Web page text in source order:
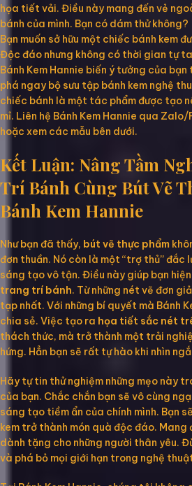
họa tiết vải. Điều này mang đến vẻ
bánh của mình. Bạn có dám thử không?
Bạn muốn sở hữu một chiếc bánh kem
Độc đáo nhưng không có thời gian tự
Bánh Kem Hannie biến ý tưởng của
phá ngay bộ sưu tập bánh kem nghệ
chiếc bánh là một tác phẩm được tạo
mỉ. Liên hệ Bánh Kem Hannie qua
hoặc xem các mẫu bên dưới.
Kết Luận: Nâng Tầm
Trí Bánh Cùng Bút Vẽ
Bánh Kem Hannie
Như bạn đã thấy, bút vẽ thực phẩm
đơn thuần. Nó còn là một “trợ thủ” đắc
sáng tạo vô tận. Điều này giúp bạn
trang trí bánh. Từ những nét vẽ đơn
tạp nhất. Với những bí quyết mà Bánh
chia sẻ. Việc tạo ra họa tiết sắc nét
thách thức, mà trở thành một trải
hứng. Hẳn bạn sẽ rất tự hào khi nhìn
Hãy tự tin thử nghiệm những mẹo này
của bạn. Chắc chắn bạn sẽ vô cùng
sáng tạo tiềm ẩn của chính mình. Bạn
kem trở thành món quà độc đáo. Mang
dành tặng cho những người thân yêu.
và phá bỏ mọi giới hạn trong nghệ